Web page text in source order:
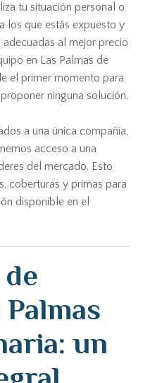
tu situación personal o
los que estás expuesto y
al mejor precio
en Las Palmas de
el primer momento para
ninguna solución.
a una única compañía,
acceso a una
del mercado. Esto
coberturas y primas para
disponible en el
un